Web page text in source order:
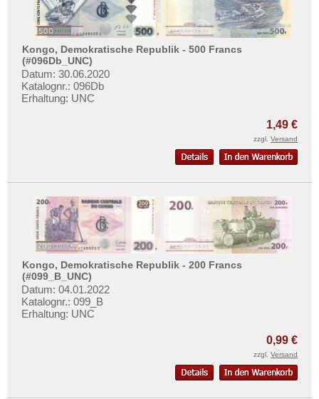
Uruguay
USA
Venezuela
Kongo, Demokratische Republik - 500 Francs
(#096Db_UNC)
Datum: 30.06.2020
Katalognr.: 096Db
Erhaltung: UNC
1,49 €
zzgl. Versand
Kongo, Demokratische Republik - 200 Francs
(#099_B_UNC)
Datum: 04.01.2022
Katalognr.: 099_B
Erhaltung: UNC
0,99 €
zzgl. Versand